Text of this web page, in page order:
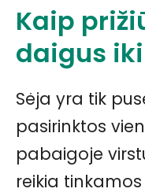
Kaip
daigus
Sėja yra tik
pasirinktos
pabaigoje
reikia